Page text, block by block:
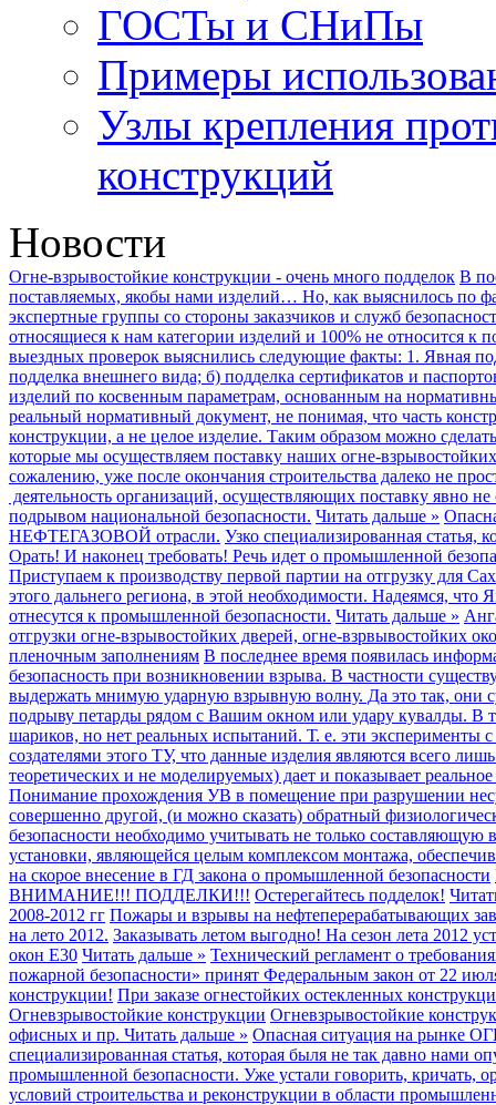
ГОСТы и СНиПы
Примеры
Узлы крепления
конструкций
Новости
Огне-взрывостойкие конструкции - очень много подделок В
поставляемых, якобы нами изделий… Но, как выяснилось по
экспертные группы со стороны заказчиков и служб
относящиеся к нам категории изделий и 100% не относится к
выездных проверок выяснились следующие факты: 1. Явная
подделка внешнего вида; б) подделка сертификатов и
изделий по косвенным параметрам, основанным на
реальный нормативный документ, не понимая, что часть
конструкции, а не целое изделие. Таким образом можно
которые мы осуществляем поставку наших огне-
сожалению, уже после окончания строительства далеко не
деятельность организаций, осуществляющих поставку явно
подрывом национальной безопасности. Читать дальше »
НЕФТЕГАЗОВОЙ отрасли. Узко специализированная
Орать! И наконец требовать! Речь идет о промышленной
Приступаем к производству первой партии на отгрузку для
этого дальнего региона, в этой необходимости. Надеямся,
отнесутся к промышленной безопасности. Читать дальше »
отгрузки огне-взрывостойких дверей, огне-взрвывостойких
пленочным заполнениям В последнее время появилась
безопасность при возникновении взрыва. В частности
выдержать мнимую ударную взрывную волну. Да это так, они
подрыву петарды рядом с Вашим окном или удару кувалды.
шариков, но нет реальных испытаний. Т. е. эти эксперименты
создателями этого ТУ, что данные изделия являются всего
теоретических и не моделируемых) дает и показывает
Понимание прохождения УВ в помещение при разрушении
совершенно другой, (и можно сказать) обратный
безопасности необходимо учитывать не только составляющую
установки, являющейся целым комплексом монтажа,
на скорое внесение в ГД закона о промышленной безопасности
ВНИМАНИЕ!!! ПОДДЕЛКИ!!! Остерегайтесь подделок!
2008-2012 гг Пожары и взрывы на нефтеперерабатывающих
на лето 2012. Заказывать летом выгодно! На сезон лета 2012
окон Е30 Читать дальше » Технический регламент о
пожарной безопасности» принят Федеральным закон от 22
конструкции! При заказе огнестойких остекленных
Огневзрывостойкие конструкции Огневзрывостойкие
офисных и пр. Читать дальше » Опасная ситуация на
специализированная статья, которая быля не так давно нами
промышленной безопасности. Уже устали говорить, кричать,
условий строительства и реконструкции в области